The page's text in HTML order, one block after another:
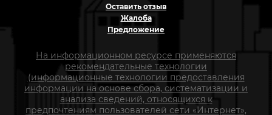
Оставить отзыв
Жалоба
Предложение
На информационном ресурсе применяются
рекомендательные технологии
(информационные технологии предоставления
информации на основе сбора, систематизации и
анализа сведений, относящихся к
предпочтениям пользователей сети «Интернет»,